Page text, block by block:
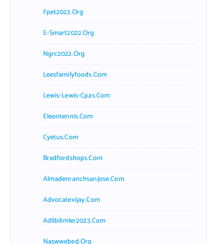
Fpet2023.org
E-Smart2022.org
Ngrc2022.org
Leesfamilyfoods.com
Lewis-Lewis-Cpas.com
Eleontennis.com
Cyetus.com
Bradfordshops.com
Almadenranchsanjose.com
Advocatevijay.com
Adlibilimler2023.com
Naswwebed.org